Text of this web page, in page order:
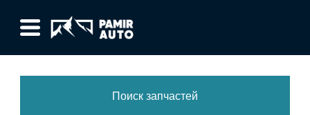
Поиск запчастей